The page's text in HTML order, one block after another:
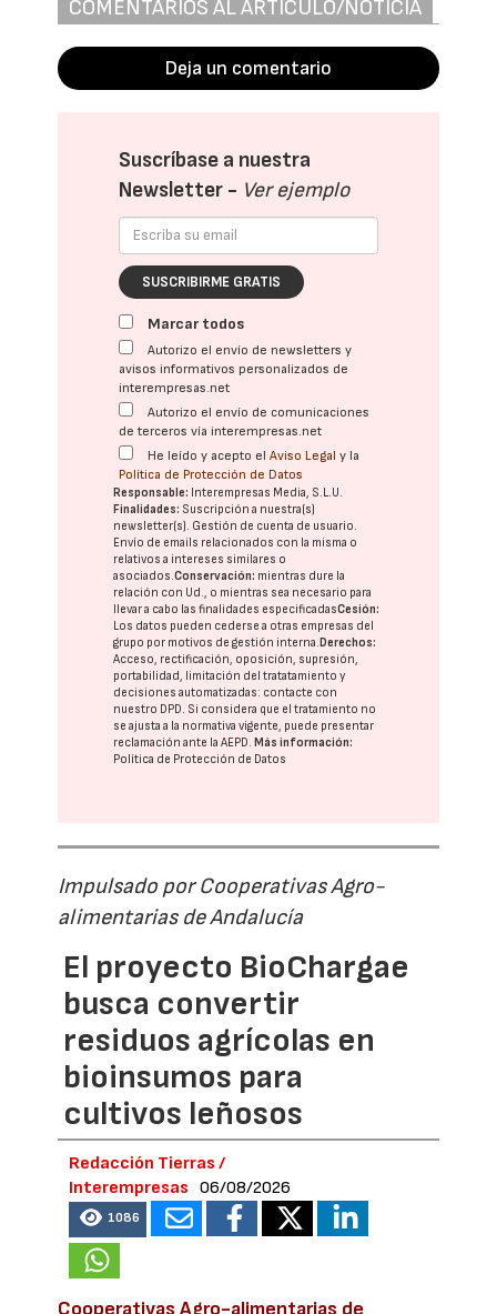
COMENTARIOS AL ARTÍCULO/NOTICIA
Deja un comentario
Suscríbase a nuestra
Newsletter - Ver ejemplo
SUSCRIBIRME GRATIS
Marcar todos
Autorizo el envío de newsletters y
avisos informativos personalizados de
interempresas.net
Autorizo el envío de comunicaciones
de terceros vía interempresas.net
He leído y acepto elAviso Legal y la
Política de Protección de Datos
Responsable: Interempresas Media, S.L.U.
Finalidades: Suscripción a nuestra(s)
newsletter(s). Gestión de cuenta de usuario.
Envío de emails relacionados con la misma o
relativos a intereses similares o
asociados.Conservación: mientras dure la
relación con Ud., o mientras sea necesario para
llevar a cabo las finalidades especificadasCesión:
Los datos pueden cederse a otras empresas del
grupo por motivos de gestión interna.Derechos:
Acceso, rectificación, oposición, supresión,
portabilidad, limitación del tratatamiento y
decisiones automatizadas: contacte con
nuestro DPD. Si considera que el tratamiento no
se ajusta a la normativa vigente, puede presentar
reclamación ante laAEPD.Más información:
Política de Protección de Datos
Impulsado por Cooperativas Agro-
alimentarias de Andalucía
El proyecto BioChargae
busca convertir
residuos agrícolas en
bioinsumos para
cultivos leñosos
Redacción Tierras /
Interempresas
06/08/2026
1086